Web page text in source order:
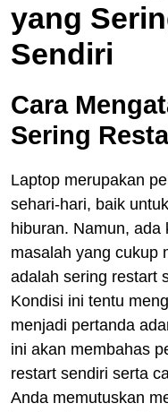
yang
Sendiri
Cara
Sering
Laptop merupakan
sehari-hari, baik
hiburan. Namun, ada
masalah yang cukup
adalah sering restart
Kondisi ini tentu
menjadi pertanda
ini akan membahas
restart sendiri serta
Anda memutuskan